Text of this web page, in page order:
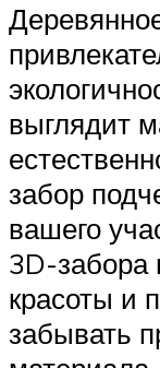
выглядит
забор
вашего
3D-забора
красоты и
забывать